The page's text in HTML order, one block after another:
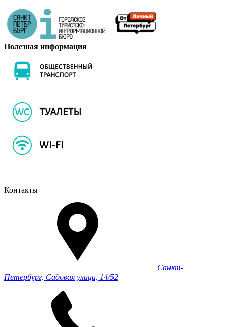
Полезная информация
Контакты
Санкт-
Петербург, Садовая улица, 14/52